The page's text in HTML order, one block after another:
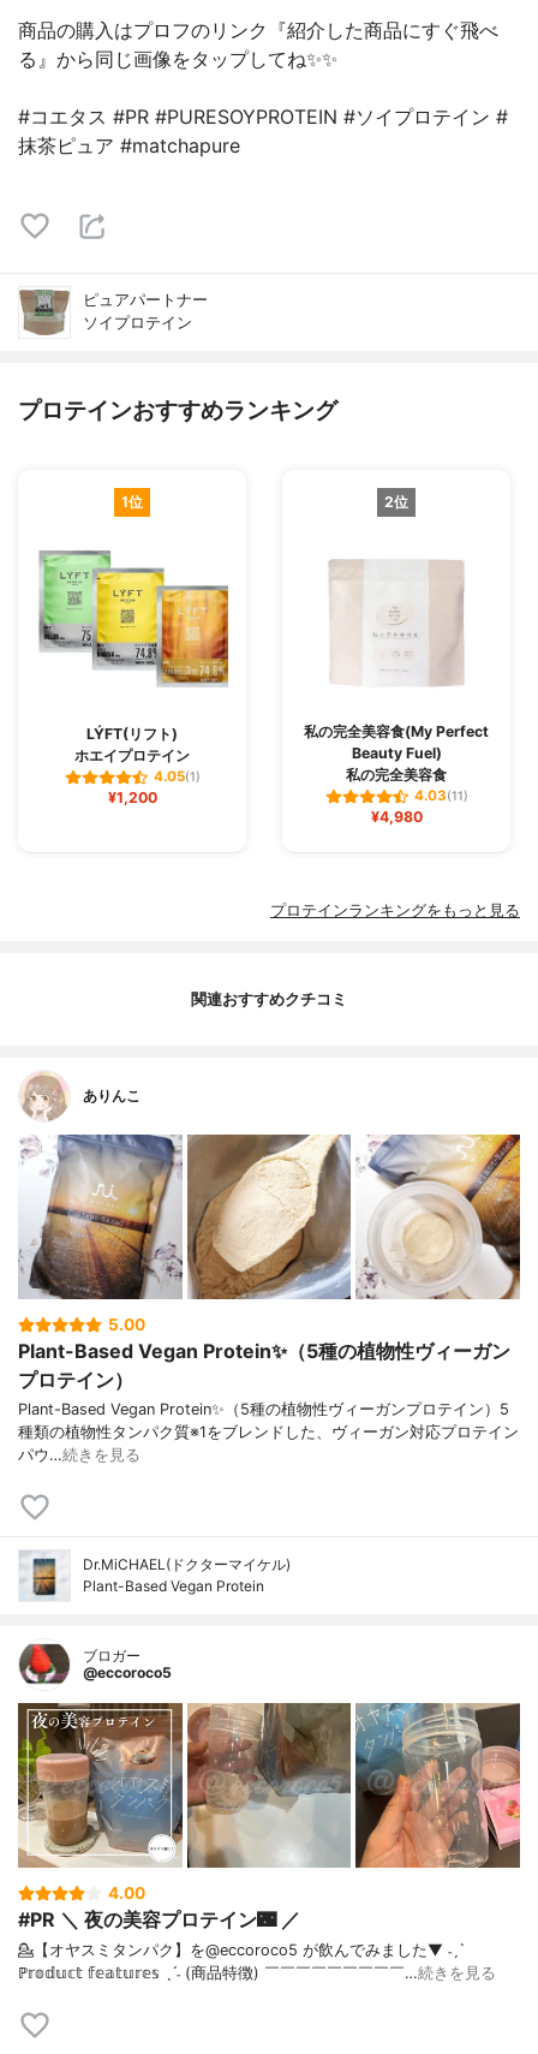
商品の購入はプロフのリンク『紹介した商品にすぐ飛べ
る』から同じ画像をタップしてね✨✨
#コエタス #PR #PURESOYPROTEIN #ソイプロテイン #
抹茶ピュア #matchapure
ピュアパートナー
ソイプロテイン
プロテインおすすめランキング
1位
LÝFT(リフト)
ホエイプロテイン
4.05(1)
¥1,200
2位
私の完全美容食(My Perfect
Beauty Fuel)
私の完全美容食
4.03(11)
¥4,980
プロテインランキングをもっと見る
関連おすすめクチコミ
ありんこ
5.00
Plant-Based Vegan Protein✨（5種の植物性ヴィーガン
プロテイン）
Plant-Based Vegan Protein✨（5種の植物性ヴィーガンプロテイン）5
種類の植物性タンパク質※1をブレンドした、ヴィーガン対応プロテイン
パウ…続きを見る
Dr.MiCHAEL(ドクターマイケル)
Plant-Based Vegan Protein
ブロガー
@eccoroco5
4.00
#PR ＼ 夜の美容プロテイン🌃 ／
💁【オヤスミタンパク】を@eccoroco5 が飲んでみました⁡⁡⁡⁡▼⁡ ˗ˏˋ
ℙ𝕣𝕠𝕕𝕦𝕔𝕥 𝕗𝕖𝕒𝕥𝕦𝕣𝕖𝕤 ˎˊ˗ (商品特徴) ￣￣￣￣￣￣￣￣￣…続きを見る